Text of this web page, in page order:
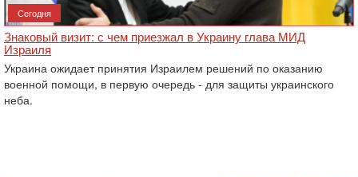
Сегодня
Знаковый визит: с чем приезжал в Украину глава МИД
Израиля
Украина ожидает принятия Израилем решений по оказанию
военной помощи, в первую очередь - для защиты украинского
неба.